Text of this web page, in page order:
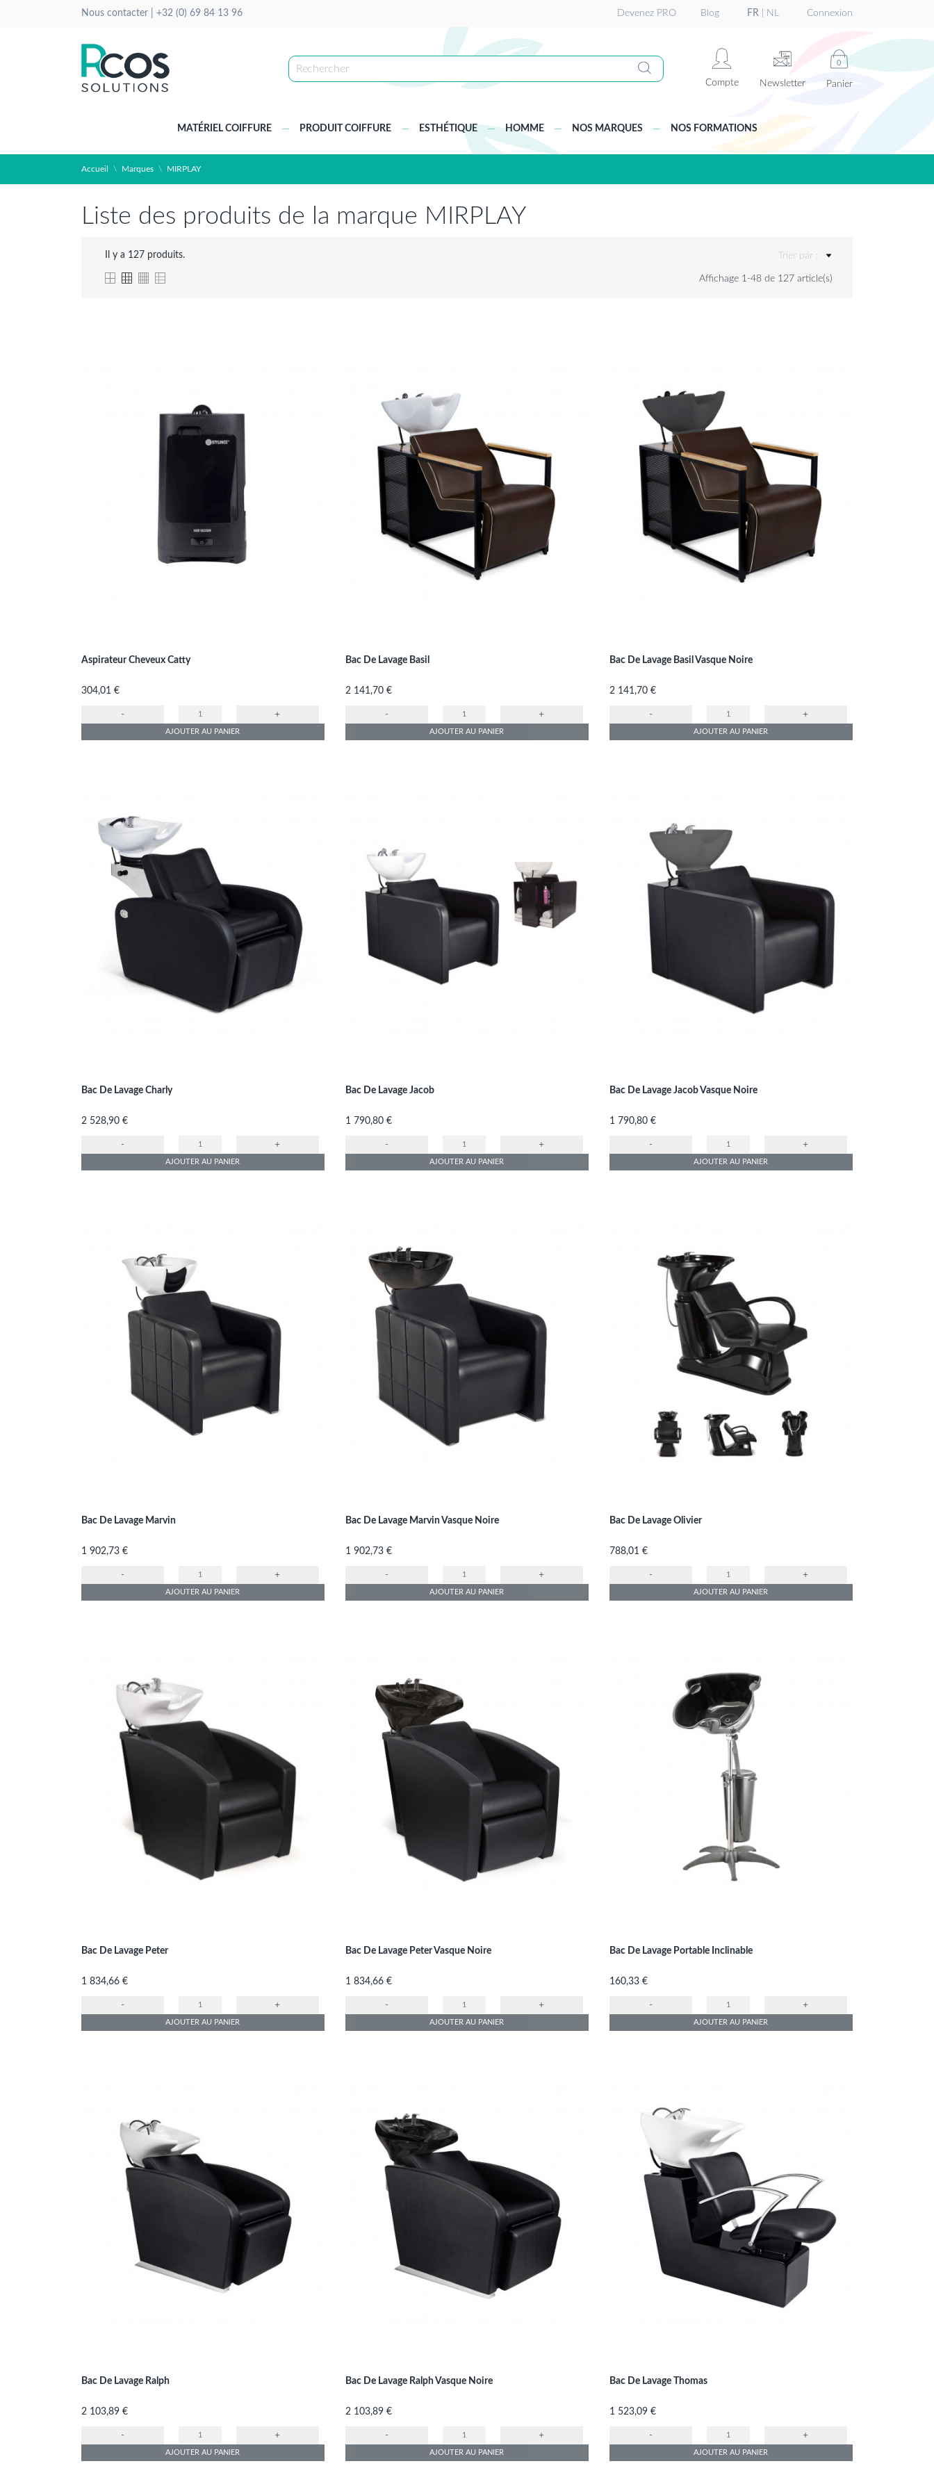
Nous contacter | +32 (0) 69 84 13 96 FR NL
Devenez PRO Blog Connexion
Compte Newsletter
0
Panier
MATÉRIEL COIFFURE PRODUIT COIFFURE ESTHÉTIQUE HOMME NOS MARQUES NOS FORMATIONS
Accueil Marques MIRPLAY
Liste des produits de la marque MIRPLAY
Il y a 127 produits. Trier par :
Affichage 1-48 de 127 article(s)
Aspirateur Cheveux Catty
Prix
304,01 €
- +
AJOUTER AU PANIER
Bac De Lavage Basil
Prix
2 141,70 €
- +
AJOUTER AU PANIER
Bac De Lavage Basil Vasque Noire
Prix
2 141,70 €
- +
AJOUTER AU PANIER
Bac De Lavage Charly
Prix
2 528,90 €
- +
AJOUTER AU PANIER
Bac De Lavage Jacob
Prix
1 790,80 €
- +
AJOUTER AU PANIER
Bac De Lavage Jacob Vasque Noire
Prix
1 790,80 €
- +
AJOUTER AU PANIER
Bac De Lavage Marvin
Prix
1 902,73 €
- +
AJOUTER AU PANIER
Bac De Lavage Marvin Vasque Noire
Prix
1 902,73 €
- +
AJOUTER AU PANIER
Bac De Lavage Olivier
Prix
788,01 €
- +
AJOUTER AU PANIER
Bac De Lavage Peter
Prix
1 834,66 €
- +
AJOUTER AU PANIER
Bac De Lavage Peter Vasque Noire
Prix
1 834,66 €
- +
AJOUTER AU PANIER
Bac De Lavage Portable Inclinable
Prix
160,33 €
- +
AJOUTER AU PANIER
Bac De Lavage Ralph
Prix
2 103,89 €
- +
AJOUTER AU PANIER
Bac De Lavage Ralph Vasque Noire
Prix
2 103,89 €
- +
AJOUTER AU PANIER
Bac De Lavage Thomas
Prix
1 523,09 €
- +
AJOUTER AU PANIER